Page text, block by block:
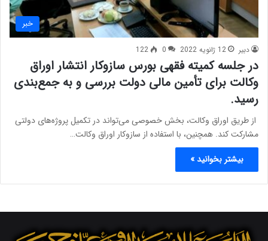
خبر
دبیر 12 ژانویه 2022 0
122
در جلسه کمیته فقهی بورس سازوکار انتشار اوراق
وکالت برای تأمین مالی دولت بررسی و به جمع‌بندی
رسید.
از طریق اوراق وکالت، بخش خصوصی می‌تواند در تکمیل پروژه‌های دولتی
مشارکت کند. همچنین، با استفاده از سازوکار اوراق وکالت…
بیشتر بخوانید »